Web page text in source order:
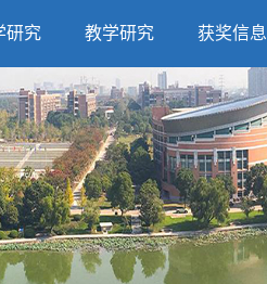
研究 教学研究 获奖信息